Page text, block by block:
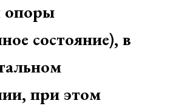
опоры
состояние), в
при этом